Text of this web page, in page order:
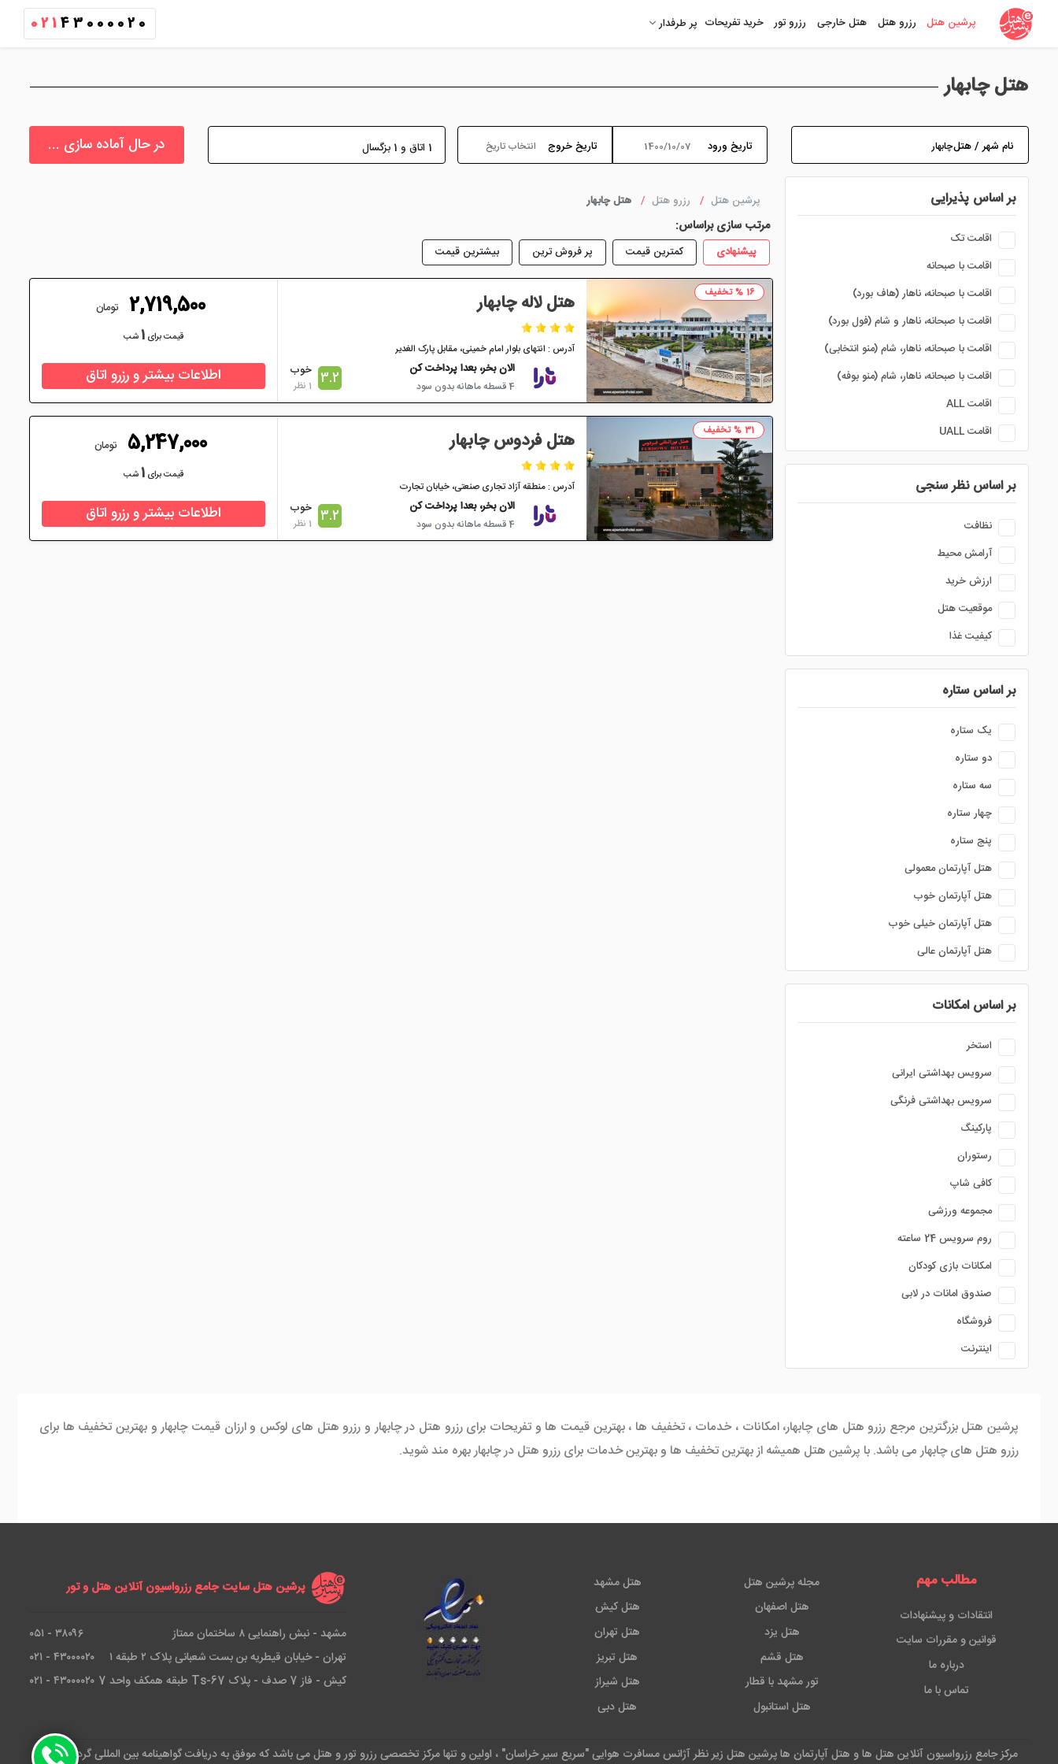
پرشین هتل رزرو هتل هتل خارجی رزرو تور خرید تفریحات پر طرفدار 021 43000020
هتل چابهار
نام شهر / هتل تاریخ ورود تاریخ خروج 1 اتاق و 1 بزگسال در حال آماده سازی ...
بر اساس پذیرایی
اقامت تک
اقامت با صبحانه
اقامت با صبحانه، ناهار (هاف بورد)
اقامت با صبحانه، ناهار و شام (فول بورد)
اقامت با صبحانه، ناهار، شام (منو انتخابی)
اقامت با صبحانه، ناهار، شام (منو بوفه)
اقامت ALL
اقامت UALL
بر اساس نظر سنجی
نظافت
آرامش محیط
ارزش خرید
موقعیت هتل
کیفیت غذا
بر اساس ستاره
یک ستاره
دو ستاره
سه ستاره
چهار ستاره
پنج ستاره
هتل آپارتمان معمولی
هتل آپارتمان خوب
هتل آپارتمان خیلی خوب
هتل آپارتمان عالی
بر اساس امکانات
استخر
سرویس بهداشتی ایرانی
سرویس بهداشتی فرنگی
پارکینگ
رستوران
کافی شاپ
مجموعه ورزشی
روم سرویس 24 ساعته
امکانات بازی کودکان
صندوق امانات در لابی
فروشگاه
اینترنت
پرشین هتل رزرو هتل هتل چابهار
مرتب سازی براساس:
پیشنهادی کمترین قیمت پر فروش ترین بیشترین قیمت
16 % تخفیف هتل لاله چابهار
آدرس : انتهای بلوار امام خمینی، مقابل پارک الغدیر
الان بخر، بعدا پرداخت کن
4 قسطه ماهانه بدون سود 3.2 خوب
1 نظر
2,719,500 تومان
قیمت برای 1شب
اطلاعات بیشتر و رزرو اتاق
31 % تخفیف هتل فردوس چابهار
آدرس : منطقه آزاد تجاری صنعتی، خیابان تجارت
الان بخر، بعدا پرداخت کن
4 قسطه ماهانه بدون سود 3.2 خوب
1 نظر
5,247,000 تومان
قیمت برای 1شب
اطلاعات بیشتر و رزرو اتاق
پرشین هتل بزرگترین مرجع رزرو هتل های چابهار، امکانات ، خدمات ، تخفیف ها ، بهترین قیمت ها و تفریحات برای رزرو هتل در چابهار و رزرو هتل های لوکس و ارزان قیمت چابهار و بهترین تخفیف ها برای
رزرو هتل های چابهار می باشد. با پرشین هتل همیشه از بهترین تخفیف ها و بهترین خدمات برای رزرو هتل در چابهار بهره مند شوید.
مطالب مهم
انتقادات و پیشنهادات
قوانین و مقررات سایت
درباره ما
تماس با ما
مجله پرشین هتل
هتل اصفهان
هتل یزد
هتل قشم
تور مشهد با قطار
هتل استانبول
هتل مشهد
هتل کیش
هتل تهران
هتل تبریز
هتل شیراز
هتل دبی
پرشین هتل سایت جامع رزرواسیون آنلاین هتل و تور
مشهد - نبش راهنمایی ۸ ساختمان ممتاز
۳۸۰۹۶ - ۰۵۱
تهران - خیابان قیطریه بن بست شعبانی پلاک ۲ طبقه ۱
۴۳۰۰۰۰۲۰ - ۰۲۱
کیش - فاز 7 صدف - پلاک Ts-67 طبقه همکف واحد 7
۴۳۰۰۰۰۲۰ - ۰۲۱
مرکز جامع رزرواسیون آنلاین هتل ها و هتل آپارتمان ها پرشین هتل زیر نظر آژانس مسافرت هوایی "سریع سیر خراسان" ، اولین و تنها مرکز تخصصی رزرو تور و هتل می باشد که موفق به دریافت گواهینامه بین المللی گردشگری و